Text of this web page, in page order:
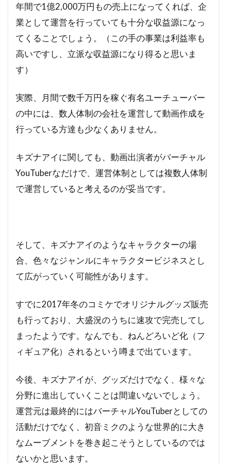
年間で1億2,000万円もの売上になってくれば、企
業として運営を行っていても十分な収益源になっ
てくることでしょう。（この手の事業は利益率も
高いですし、立派な収益源になり得ると思いま
す）
実際、月間で数千万円を稼ぐ有名ユーチューバー
の中には、数人体制の会社を運営して動画作成を
行っている方達も少なくありません。
キズナアイに関しても、動画出演者がバーチャル
YouTuberなだけで、運営体制としては複数人体制
で運営していると考えるのが妥当です。
そして、キズナアイのようなキャラクターの場
合、色々なジャンルにキャラクタービジネスとし
て広がっていく可能性があります。
すでに2017年冬のコミケでオリジナルグッズ販売
も行っており、大盛況のうちに速攻で完売してし
まったようです。なんでも、ねんどろいど化（フ
ィギュア化）されるという噂まで出ています。
今後、キズナアイが、グッズだけでなく、様々な
分野に進出していくことは間違いないでしょう。
運営元は最終的にはバーチャルYouTuberとしての
活動だけでなく、初音ミクのような世界的に大き
なムーブメントを巻き起こそうとしているのでは
ないかと思います。